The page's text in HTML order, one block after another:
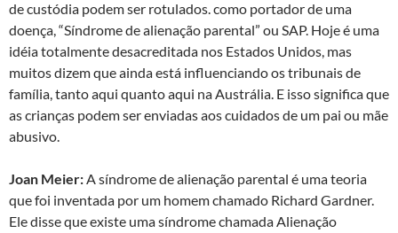
de custódia podem ser rotulados. como portador de uma
doença, “Síndrome de alienação parental” ou SAP. Hoje é uma
idéia totalmente desacreditada nos Estados Unidos, mas
muitos dizem que ainda está influenciando os tribunais de
família, tanto aqui quanto aqui na Austrália. E isso significa que
as crianças podem ser enviadas aos cuidados de um pai ou mãe
abusivo.
Joan Meier:A síndrome de alienação parental é uma teoria
que foi inventada por um homem chamado Richard Gardner.
Ele disse que existe uma síndrome chamada Alienação